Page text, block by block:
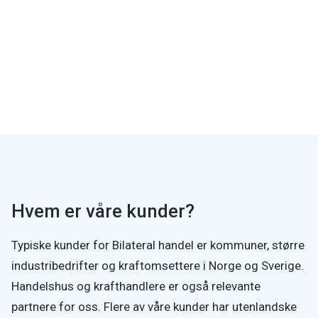
Hvem er våre kunder?
Typiske kunder for Bilateral handel er kommuner, større
industribedrifter og kraftomsettere i Norge og Sverige.
Handelshus og krafthandlere er også relevante
partnere for oss. Flere av våre kunder har utenlandske